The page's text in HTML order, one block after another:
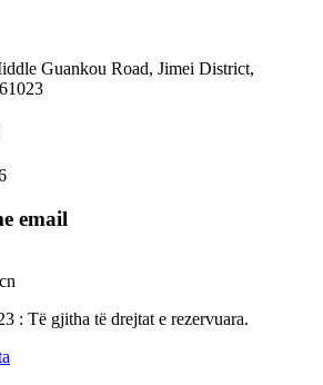
Guankou Road, Jimei District,
email
: Të gjitha të drejtat e rezervuara.